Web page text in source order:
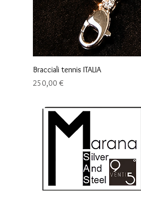
Bracciali tennis ITALIA
Precio
250,00 €